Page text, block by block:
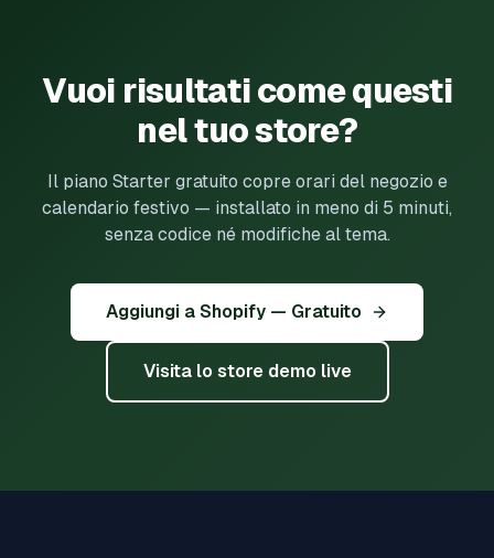
Vuoi risultati come questi
nel tuo store?
Il piano Starter gratuito copre orari del negozio e
calendario festivo — installato in meno di 5 minuti,
senza codice né modifiche al tema.
Aggiungi a Shopify — Gratuito
Visita lo store demo live